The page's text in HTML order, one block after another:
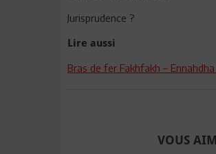
Jurisprudence ?
Lire aussi
Bras de fer Fakhfakh –
VOUS